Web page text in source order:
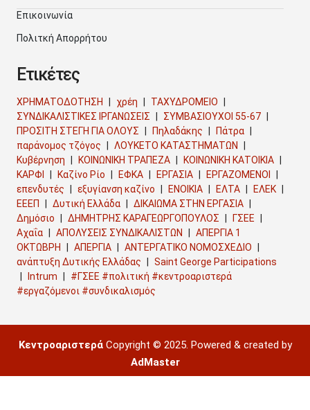
Επικοινωνία
Πολιτκή Απορρήτου
Ετικέτες
ΧΡΗΜΑΤΟΔΟΤΗΣΗ χρέη
ΤΑΧΥΔΡΟΜΕΙΟ
ΣΥΝΔΙΚΑΛΙΣΤΙΚΕΣ ΙΡΓΑΝΩΣΕΙΣ
ΣΥΜΒΑΣΙΟΥΧΟΙ 55-67
ΠΡΟΣΙΤΗ ΣΤΕΓΗ ΓΙΑ ΟΛΟΥΣ
Πηλαδάκης
Πάτρα
παράνομος τζόγος
ΛΟΥΚΕΤΟ ΚΑΤΑΣΤΗΜΑΤΩΝ
Κυβέρνηση
ΚΟΙΝΩΝΙΚΗ ΤΡΑΠΕΖΑ
ΚΟΙΝΩΝΙΚΗ ΚΑΤΟΙΚΙΑ
ΚΑΡΦΙ
Καζίνο Ρίο ΕΦΚΑ ΕΡΓΑΣΙΑ
ΕΡΓΑΖΟΜΕΝΟΙ
επενδυτές
εξυγίανση καζίνο ΕΝΟΙΚΙΑ ΕΛΤΑ
ΕΛΕΚ
ΕΕΕΠ
Δυτική Ελλάδα
ΔΙΚΑΙΩΜΑ ΣΤΗΝ ΕΡΓΑΣΙΑ
Δημόσιο
ΔΗΜΗΤΡΗΣ ΚΑΡΑΓΕΩΡΓΟΠΟΥΛΟΣ
ΓΣΕΕ
Αχαΐα
ΑΠΟΛΥΣΕΙΣ ΣΥΝΔΙΚΑΛΙΣΤΩΝ
ΑΠΕΡΓΙΑ 1
ΟΚΤΩΒΡΗ
ΑΠΕΡΓΙΑ
ΑΝΤΕΡΓΑΤΙΚΟ ΝΟΜΟΣΧΕΔΙΟ
ανάπτυξη Δυτικής Ελλάδας
Saint George Participations
Intrum
#ΓΣΕΕ #πολιτική #κεντροαριστερά
#εργαζόμενοι #συνδικαλισμός
ΚεντροαριστεράCopyright © 2025. Powered & created by
AdMaster